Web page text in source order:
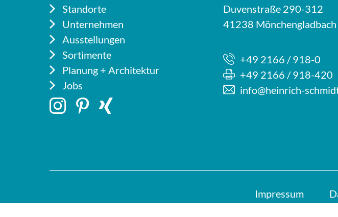
Standorte
Unternehmen
Ausstellungen
Sortimente
Planung + Architektur
Jobs
Duvenstraße 290-312
41238 Mönchengladbach
+49 2166 / 918-0
+49 2166 / 918-420
info@heinrich-
Impressum